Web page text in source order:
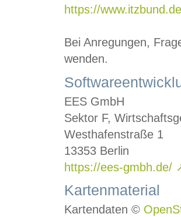
https://
Bei Anregungen,
wenden.
EES GmbH
Sektor F,
Westhafenstraße 1
13353 Berlin
https://ees-gmbh.de/
Kartenmaterial
Kartendaten ©